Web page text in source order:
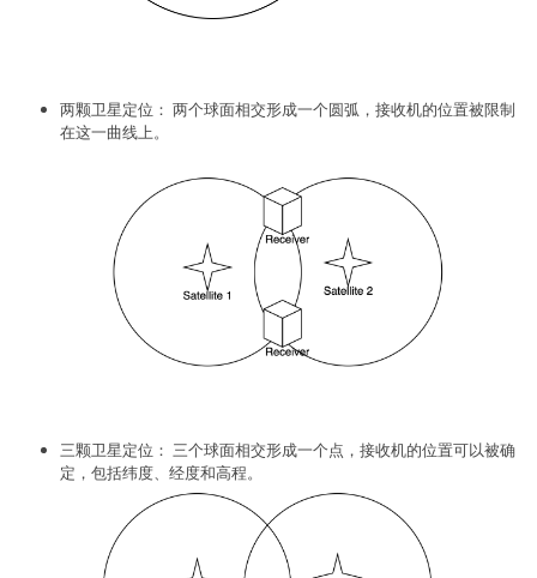
两颗卫星定位： 两个球面相交形成一个圆弧，接收机的位置被限制
在这一曲线上。
三颗卫星定位： 三个球面相交形成一个点，接收机的位置可以被确
定，包括纬度、经度和高程。